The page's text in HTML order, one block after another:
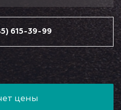
615-39-99
цены